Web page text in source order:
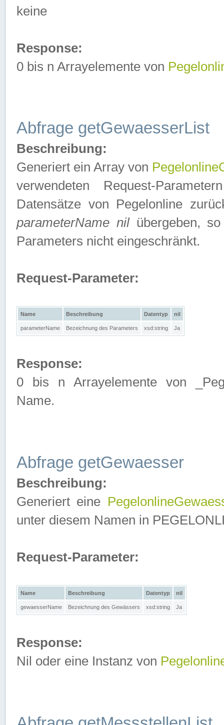
keine
Response:
0 bis n Arrayelemente von
Abfrage getGewaesserList
Beschreibung:
Generiert ein Array von
verwendeten Request-
Datensätze von Pegelonline
parameterName nilübergeben, so
Parameters nicht eingeschränkt.
Request-Parameter:
Name Beschreibung Datentyp nil
parameterName Bezeichnung des Parameters xsd:string Ja
Response:
0 bis n Arrayelemente von
Name.
Abfrage getGewaesser
Beschreibung:
Generiert eine
unter diesem Namen in
Request-Parameter:
Name Beschreibung Datentyp nil
gewaesserName Bezeichnung des Gewässers xsd:string Ja
Response:
Nil oder eine Instanz von